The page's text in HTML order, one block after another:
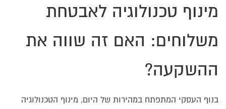
מינוף טכנולוגיה לאבטחת
משלוחים: האם זה שווה את
ההשקעה?
בנוף העסקי המתפתח במהירות של היום, מינוף הטכנולוגיה